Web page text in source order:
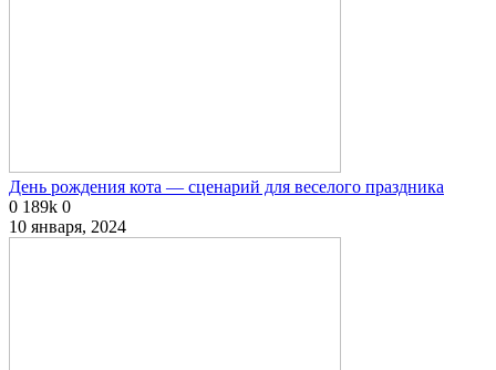
День рождения кота — сценарий для веселого праздника
0 189k 0
10 января, 2024